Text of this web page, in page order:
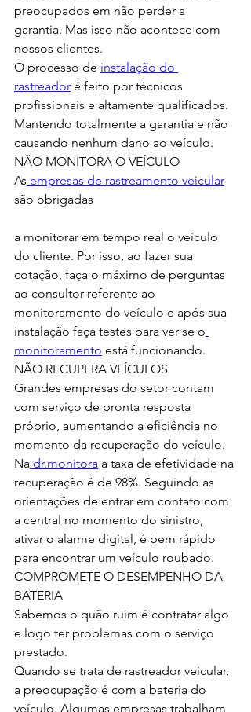
preocupados em não perder a
garantia. Mas isso não acontece com
nossos clientes.
O processo de instalação do
rastreador é feito por técnicos
profissionais e altamente qualificados.
Mantendo totalmente a garantia e não
causando nenhum dano ao veículo.
NÃO MONITORA O VEÍCULO
As empresas de rastreamento veicular
são obrigadas
a monitorar em tempo real o veículo
do cliente. Por isso, ao fazer sua
cotação, faça o máximo de perguntas
ao consultor referente ao
monitoramento do veículo e após sua
instalação faça testes para ver se o
monitoramento está funcionando.
NÃO RECUPERA VEÍCULOS
Grandes empresas do setor contam
com serviço de pronta resposta
próprio, aumentando a eficiência no
momento da recuperação do veículo.
Na dr.monitora a taxa de efetividade na
recuperação é de 98%. Seguindo as
orientações de entrar em contato com
a central no momento do sinistro,
ativar o alarme digital, é bem rápido
para encontrar um veículo roubado.
COMPROMETE O DESEMPENHO DA
BATERIA
Sabemos o quão ruim é contratar algo
e logo ter problemas com o serviço
prestado.
Quando se trata de rastreador veicular,
a preocupação é com a bateria do
veículo. Algumas empresas trabalham